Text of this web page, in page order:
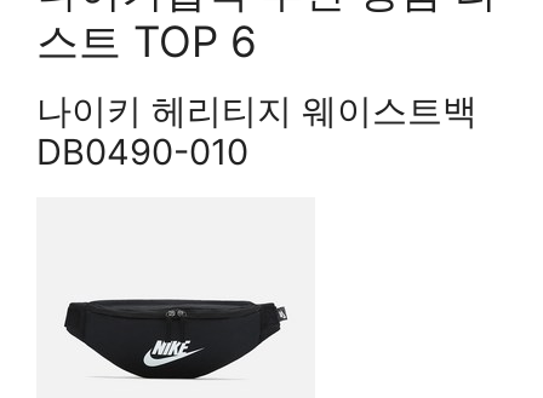
스트 TOP 6
나이키 헤리티지 웨이스트백
DB0490-010